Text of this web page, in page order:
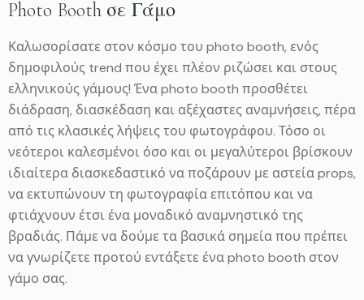
Photo Booth σε Γάμο
Καλωσορίσατε στον κόσμο του photo booth, ενός
δημοφιλούς trend που έχει πλέον ριζώσει και στους
ελληνικούς γάμους! Ένα photo booth προσθέτει
διάδραση, διασκέδαση και αξέχαστες αναμνήσεις, πέρα
από τις κλασικές λήψεις του φωτογράφου. Τόσο οι
νεότεροι καλεσμένοι όσο και οι μεγαλύτεροι βρίσκουν
ιδιαίτερα διασκεδαστικό να ποζάρουν με αστεία props,
να εκτυπώνουν τη φωτογραφία επιτόπου και να
φτιάχνουν έτσι ένα μοναδικό αναμνηστικό της
βραδιάς. Πάμε να δούμε τα βασικά σημεία που πρέπει
να γνωρίζετε προτού εντάξετε ένα photo booth στον
γάμο σας.